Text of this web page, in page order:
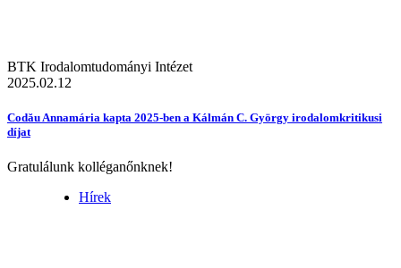
BTK Irodalomtudományi Intézet
2025.02.12
Codău Annamária kapta 2025-ben a Kálmán C. György irodalomkritikusi
díjat
Gratulálunk kolléganőnknek!
Hírek